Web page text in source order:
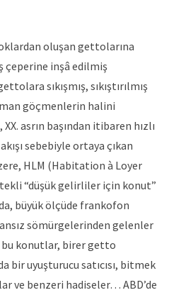
oluşan gettolarına
çeperine inşâ edilmiş
sıkışmış, sıkıştırılmış
göçmenlerin halini
asrın başından itibaren hızlı
sebebiyle ortaya çıkan
HLM (Habitation à Loyer
“düşük gelirliler için konut”
büyük ölçüde frankofon
sömürgelerinden gelenler
bu konutlar, birer getto
bir uyuşturucu satıcısı, bitmek
ve benzeri hadiseler… ABD’de